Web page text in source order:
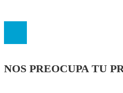
NOS PREOCUPA TU